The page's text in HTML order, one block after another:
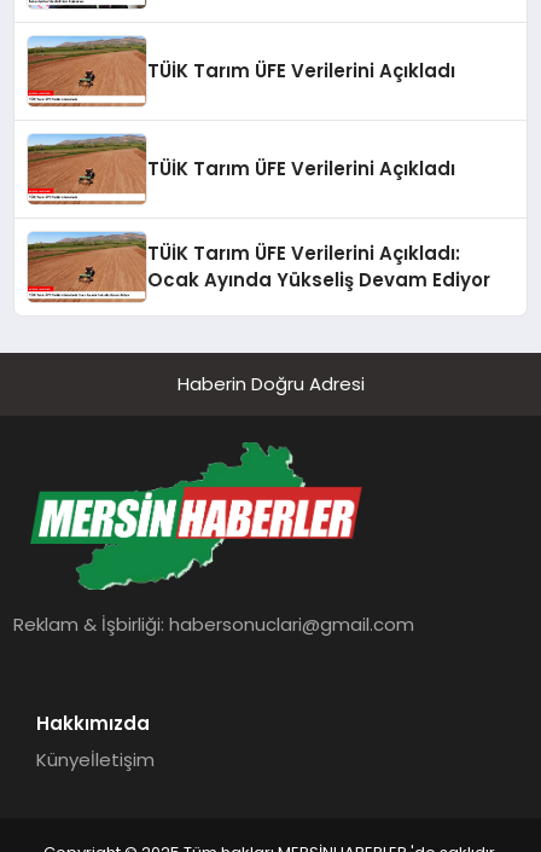
TÜİK Tarım ÜFE Verilerini Açıkladı
TÜİK Tarım ÜFE Verilerini Açıkladı
TÜİK Tarım ÜFE Verilerini Açıkladı:
Ocak Ayında Yükseliş Devam Ediyor
Haberin Doğru Adresi
Reklam & İşbirliği:habersonuclari@gmail.com
Hakkımızda
Künyeİletişim